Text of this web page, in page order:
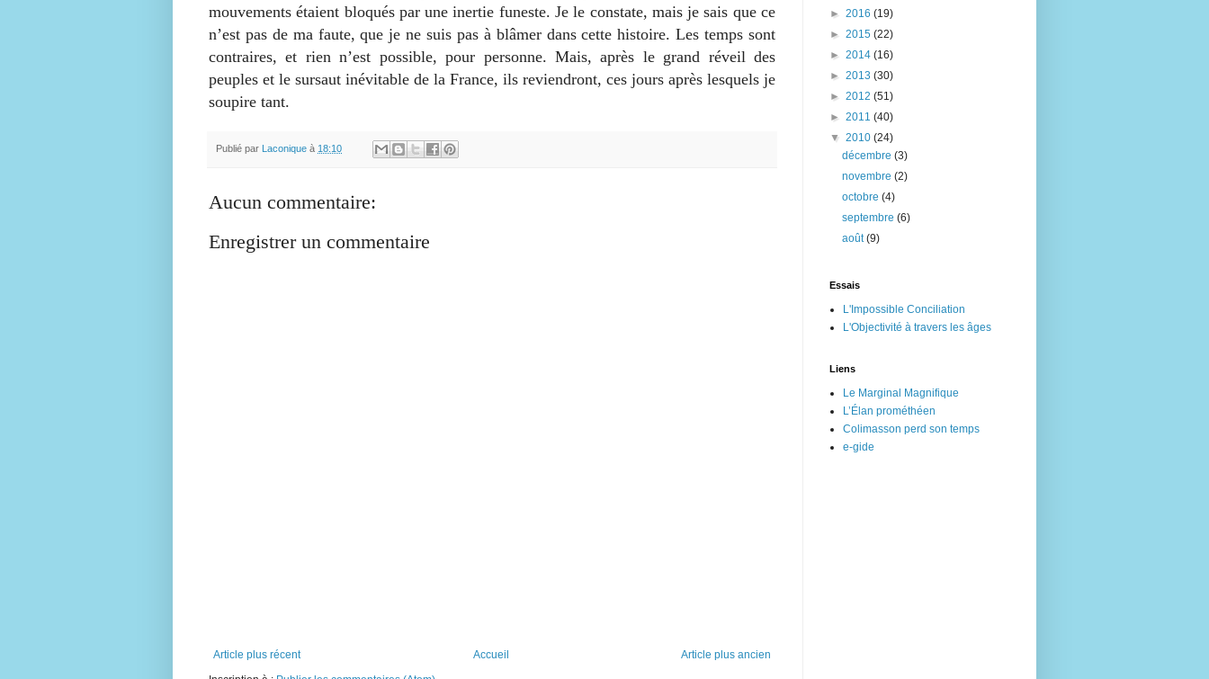
mouvements étaient bloqués par une inertie funeste. Je le constate, mais je sais que ce
n’est pas de ma faute, que je ne suis pas à blâmer dans cette histoire. Les temps sont
contraires, et rien n’est possible, pour personne. Mais, après le grand réveil des
peuples et le sursaut inévitable de la France, ils reviendront, ces jours après lesquels je
soupire tant.
Publié par Laconique à 18:10
Aucun commentaire:
Enregistrer un commentaire
Article plus récent Article plus ancien
Accueil
► 2016 (19)
► 2015 (22)
► 2014 (16)
► 2013 (30)
► 2012 (51)
► 2011 (40)
▼ 2010 (24)
décembre(3)
novembre(2)
octobre(4)
septembre(6)
août(9)
Essais
L'Impossible Conciliation
L'Objectivité à travers les âges
Liens
Le Marginal Magnifique
L’Élan prométhéen
Colimasson perd son temps
e-gide